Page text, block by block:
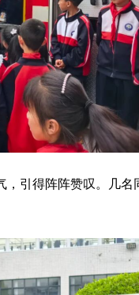
引得阵阵赞叹。几